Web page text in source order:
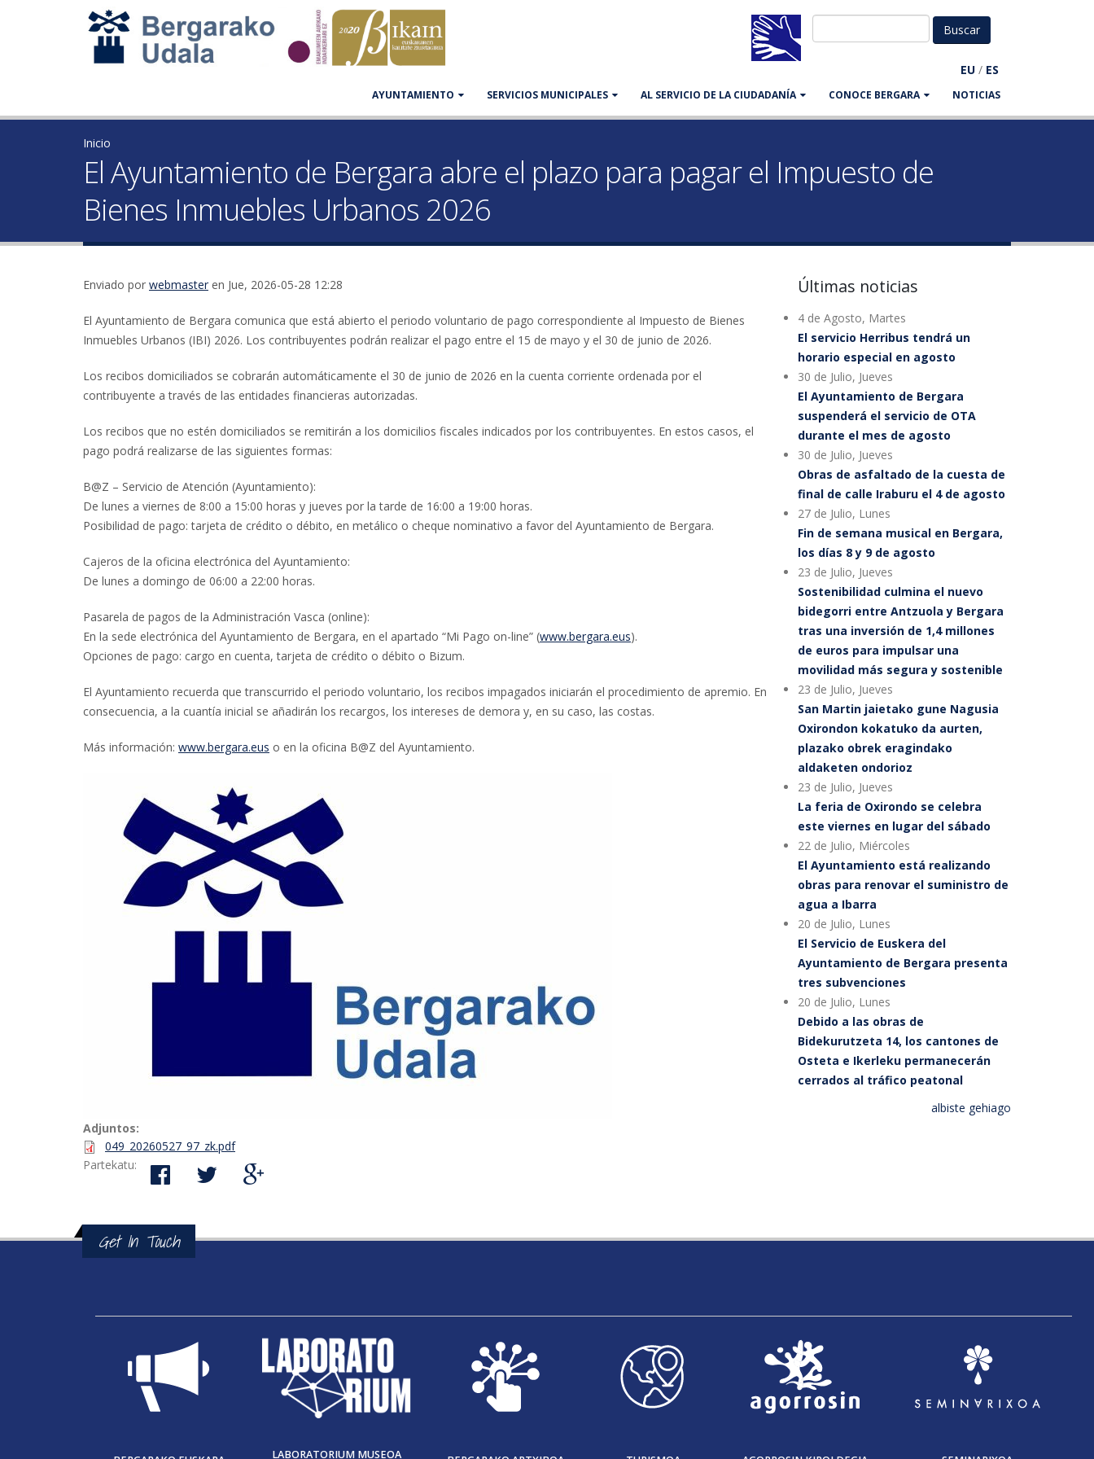
EU / ES
AYUNTAMIENTO SERVICIOS MUNICIPALES AL SERVICIO DE LA CIUDADANÍA CONOCE BERGARA NOTICIAS
Inicio
El Ayuntamiento de Bergara abre el plazo para pagar el Impuesto de
Bienes Inmuebles Urbanos 2026
Enviado por webmaster en Jue, 2026-05-28 12:28
El Ayuntamiento de Bergara comunica que está abierto el periodo voluntario de pago correspondiente al Impuesto de Bienes
Inmuebles Urbanos (IBI) 2026. Los contribuyentes podrán realizar el pago entre el 15 de mayo y el 30 de junio de 2026.
Los recibos domiciliados se cobrarán automáticamente el 30 de junio de 2026 en la cuenta corriente ordenada por el
contribuyente a través de las entidades financieras autorizadas.
Los recibos que no estén domiciliados se remitirán a los domicilios fiscales indicados por los contribuyentes. En estos casos, el
pago podrá realizarse de las siguientes formas:
B@Z – Servicio de Atención (Ayuntamiento):
De lunes a viernes de 8:00 a 15:00 horas y jueves por la tarde de 16:00 a 19:00 horas.
Posibilidad de pago: tarjeta de crédito o débito, en metálico o cheque nominativo a favor del Ayuntamiento de Bergara.
Cajeros de la oficina electrónica del Ayuntamiento:
De lunes a domingo de 06:00 a 22:00 horas.
Pasarela de pagos de la Administración Vasca (online):
En la sede electrónica del Ayuntamiento de Bergara, en el apartado “Mi Pago on-line” (www.bergara.eus).
Opciones de pago: cargo en cuenta, tarjeta de crédito o débito o Bizum.
El Ayuntamiento recuerda que transcurrido el periodo voluntario, los recibos impagados iniciarán el procedimiento de apremio. En
consecuencia, a la cuantía inicial se añadirán los recargos, los intereses de demora y, en su caso, las costas.
Más información: www.bergara.eus o en la oficina B@Z del Ayuntamiento.
Adjuntos:
049_20260527_97_zk.pdf
Partekatu:
Últimas noticias
4 de Agosto, Martes
El servicio Herribus tendrá un
horario especial en agosto
30 de Julio, Jueves
El Ayuntamiento de Bergara
suspenderá el servicio de OTA
durante el mes de agosto
30 de Julio, Jueves
Obras de asfaltado de la cuesta de
final de calle Iraburu el 4 de agosto
27 de Julio, Lunes
Fin de semana musical en Bergara,
los días 8 y 9 de agosto
23 de Julio, Jueves
Sostenibilidad culmina el nuevo
bidegorri entre Antzuola y Bergara
tras una inversión de 1,4 millones
de euros para impulsar una
movilidad más segura y sostenible
23 de Julio, Jueves
San Martin jaietako gune Nagusia
Oxirondon kokatuko da aurten,
plazako obrek eragindako
aldaketen ondorioz
23 de Julio, Jueves
La feria de Oxirondo se celebra
este viernes en lugar del sábado
22 de Julio, Miércoles
El Ayuntamiento está realizando
obras para renovar el suministro de
agua a Ibarra
20 de Julio, Lunes
El Servicio de Euskera del
Ayuntamiento de Bergara presenta
tres subvenciones
20 de Julio, Lunes
Debido a las obras de
Bidekurutzeta 14, los cantones de
Osteta e Ikerleku permanecerán
cerrados al tráfico peatonal
albiste gehiago
Get In Touch
LABORATORIUM MUSEOA